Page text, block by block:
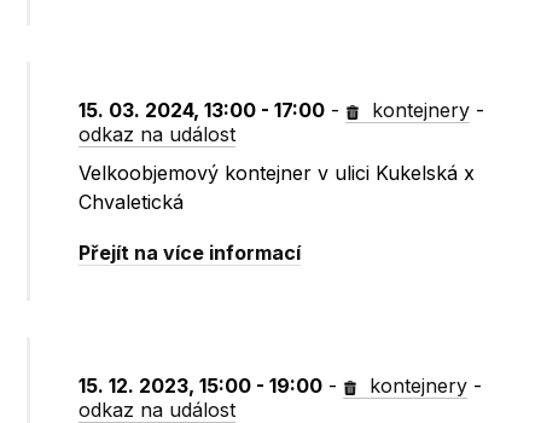
15. 03. 2024, 13:00 - 17:00 - kontejnery -
odkaz na událost
Velkoobjemový kontejner v ulici Kukelská x
Chvaletická
Přejít na více informací
15. 12. 2023, 15:00 - 19:00 - kontejnery -
odkaz na událost